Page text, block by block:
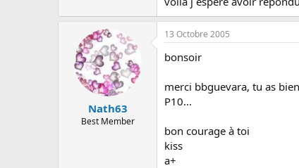
Nath63
Best Member
13 Octobre 2005
bonsoir
merci bbguevara, tu as
P10...
bon courage à toi
kiss
a+